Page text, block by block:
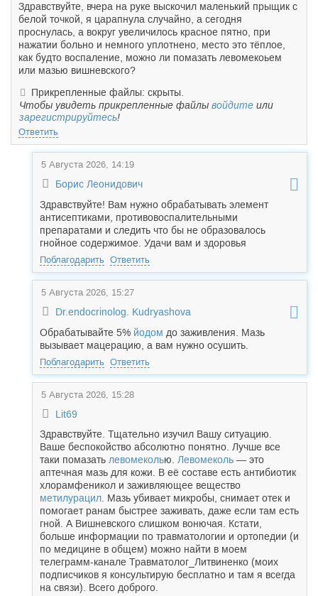
Здравствуйте, вчера на руке выскочил маленький прыщик с
белой точкой, я царапнула случайно, а сегодня
проснулась, а вокруг увеличилось красное пятно, при
нажатии больно и немного уплотнено, место это тёплое,
как будто воспаление, можно ли помазать левомекоьем
или мазью вишневского?
Прикрепленные файлы: скрыты.
Чтобы увидеть прикрепленные файлы войдите или
зарегистрируйтесь!
Ответить
5 Августа 2026, 14:19
Борис Леонидович
Здравствуйте! Вам нужно обрабатывать элемент
антисептиками, противовоспалительными
препаратами и следить что бы не образовалось
гнойное содержимое. Удачи вам и здоровья
Поблагодарить Ответить
5 Августа 2026, 15:27
Dr.endocrinolog. Kudryashova
Обрабатывайте 5% йодом до заживления. Мазь
вызывает мацерацию, а вам нужно осушить.
Поблагодарить Ответить
5 Августа 2026, 15:28
Lit69
Здравствуйте. Тщательно изучил Вашу ситуацию.
Ваше беспокойство абсолютно понятно. Лучше все
таки помазать левомеколью. Левомеколь — это
аптечная мазь для кожи. В её составе есть антибиотик
хлорамфеникол и заживляющее вещество
метилурацил . Мазь убивает микробы, снимает отек и
помогает ранам быстрее заживать, даже если там есть
гной. А Вишневского слишком вонючая. Кстати,
больше информации по травматологии и ортопедии (и
по медицине в общем) можно найти в моем
телеграмм-канале Травматолог_Литвиненко (моих
подписчиков я консультирую бесплатно и там я всегда
на связи). Всего доброго.